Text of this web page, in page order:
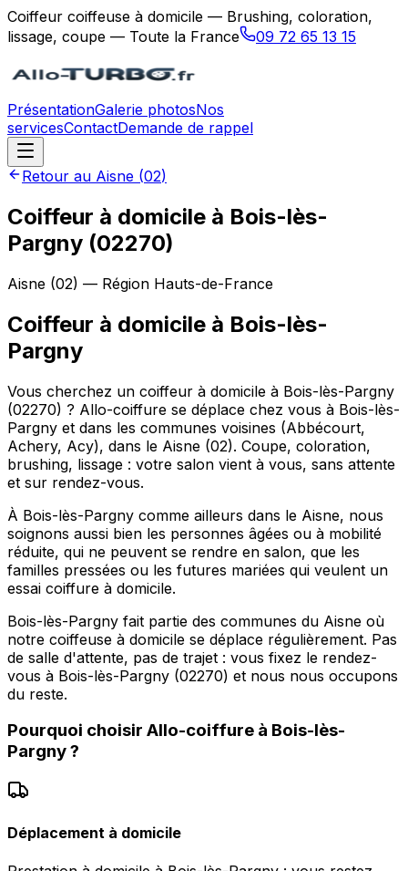
Coiffeur coiffeuse à domicile — Brushing, coloration,
lissage, coupe — Toute la France
09 72 65 13 15
PrésentationGalerie photosNos
servicesContactDemande de rappel
Retour au Aisne (02)
Coiffeur à domicile à Bois-lès-
Pargny (02270)
Aisne (02) — Région Hauts-de-France
Coiffeur à domicile à Bois-lès-
Pargny
Vous cherchez un coiffeur à domicile à Bois-lès-Pargny
(02270) ? Allo-coiffure se déplace chez vous à Bois-lès-
Pargny et dans les communes voisines (Abbécourt,
Achery, Acy), dans le Aisne (02). Coupe, coloration,
brushing, lissage : votre salon vient à vous, sans attente
et sur rendez-vous.
À Bois-lès-Pargny comme ailleurs dans le Aisne, nous
soignons aussi bien les personnes âgées ou à mobilité
réduite, qui ne peuvent se rendre en salon, que les
familles pressées ou les futures mariées qui veulent un
essai coiffure à domicile.
Bois-lès-Pargny fait partie des communes du Aisne où
notre coiffeuse à domicile se déplace régulièrement. Pas
de salle d'attente, pas de trajet : vous fixez le rendez-
vous à Bois-lès-Pargny (02270) et nous nous occupons
du reste.
Pourquoi choisir Allo-coiffure à Bois-lès-
Pargny?
Déplacement à domicile